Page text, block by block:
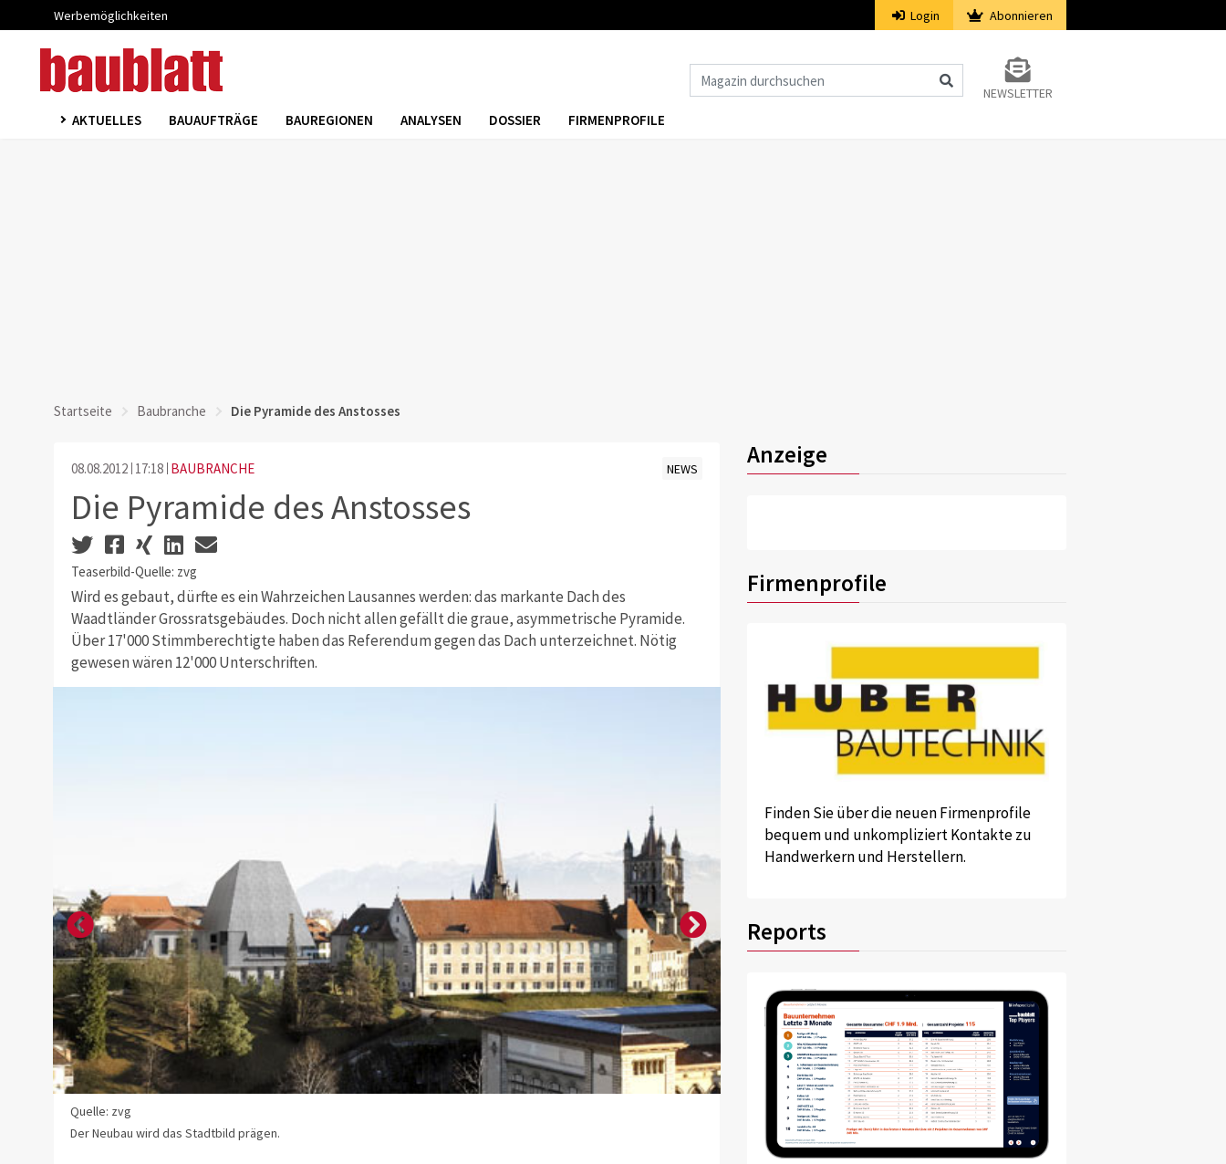
Werbemöglichkeiten Login Abonnieren
NEWSLETTER
AKTUELLES BAUAUFTRÄGE BAUREGIONEN ANALYSEN DOSSIER FIRMENPROFILE
Startseite Baubranche Die Pyramide des Anstosses
08.08.2012 17:18 BAUBRANCHE NEWS
Die Pyramide des Anstosses
Teaserbild-Quelle: zvg
Wird es gebaut, dürfte es ein Wahrzeichen Lausannes werden: das markante Dach des
Waadtländer Grossratsgebäudes. Doch nicht allen gefällt die graue, asymmetrische Pyramide.
Über 17'000 Stimmberechtigte haben das Referendum gegen das Dach unterzeichnet. Nötig
gewesen wären 12'000 Unterschriften.
Quelle: zvg
Der Neubau wird das Stadtbild prägen.
Quelle: zvg
Die Fassade des abgebrannten Gebäudes bleibt bestehen.
Anzeige
Firmenprofile
Finden Sie über die neuen Firmenprofile
bequem und unkompliziert Kontakte zu
Handwerkern und Herstellern.
Reports